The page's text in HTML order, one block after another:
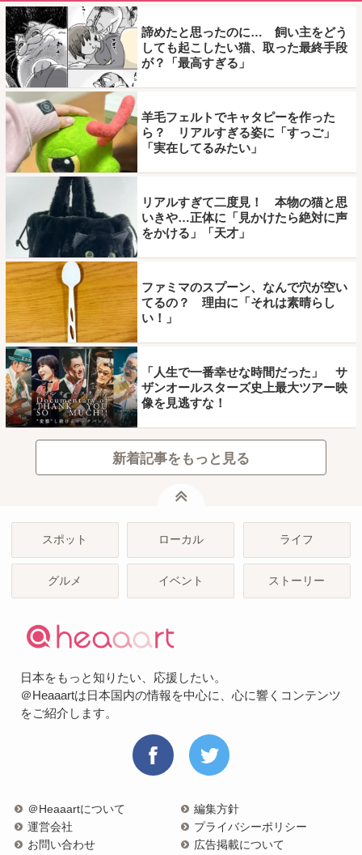
諦めたと思ったのに… 飼い主をどう
しても起こしたい猫、取った最終手段
が？「最高すぎる」
羊毛フェルトでキャタピーを作った
ら？ リアルすぎる姿に「すっご」
「実在してるみたい」
リアルすぎて二度見！ 本物の猫と思
いきや…正体に「見かけたら絶対に声
をかける」「天才」
ファミマのスプーン、なんで穴が空い
てるの？ 理由に「それは素晴らし
い！」
「人生で一番幸せな時間だった」 サ
ザンオールスターズ史上最大ツアー映
像を見逃すな！
新着記事をもっと見る
スポット ローカル ライフ
グルメ イベント ストーリー
日本をもっと知りたい、応援したい。
＠Heaaartは日本国内の情報を中心に、心に響くコンテンツ
をご紹介します。
＠Heaaartについて
編集方針
運営会社
プライバシーポリシー
お問い合わせ
広告掲載について